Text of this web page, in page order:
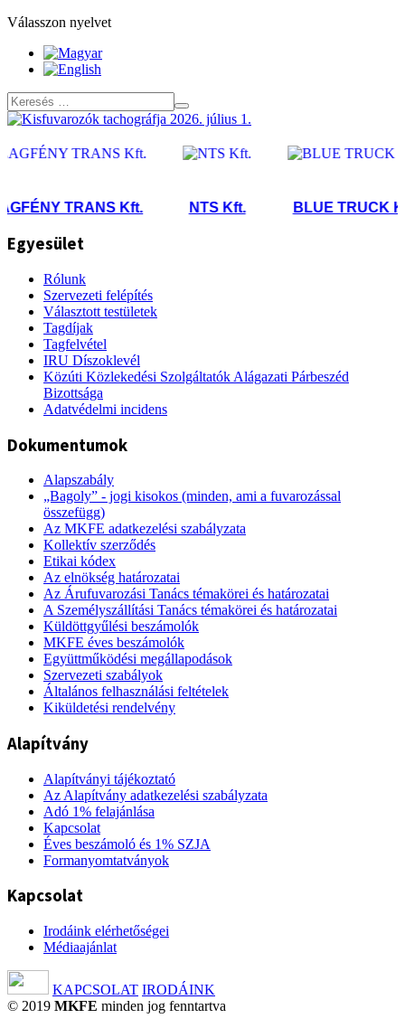
Válasszon nyelvet
TRANS Kft. NTS Kft. BLUE TRUCK Kft.
Egyesület
Rólunk
Szervezeti felépítés
Választott testületek
Tagdíjak
Tagfelvétel
IRU Díszoklevél
Közúti Közlekedési Szolgáltatók Alágazati Párbeszéd
Bizottsága
Adatvédelmi incidens
Dokumentumok
Alapszabály
„Bagoly” - jogi kisokos (minden, ami a fuvarozással
összefügg)
Az MKFE adatkezelési szabályzata
Kollektív szerződés
Etikai kódex
Az elnökség határozatai
Az Árufuvarozási Tanács témakörei és határozatai
A Személyszállítási Tanács témakörei és határozatai
Küldöttgyűlési beszámolók
MKFE éves beszámolók
Együttműködési megállapodások
Szervezeti szabályok
Általános felhasználási feltételek
Kiküldetési rendelvény
Alapítvány
Alapítványi tájékoztató
Az Alapítvány adatkezelési szabályzata
Adó 1% felajánlása
Kapcsolat
Éves beszámoló és 1% SZJA
Formanyomtatványok
Kapcsolat
Irodáink elérhetőségei
Médiaajánlat
KAPCSOLAT IRODÁINK
© 2019 MKFE minden jog fenntartva